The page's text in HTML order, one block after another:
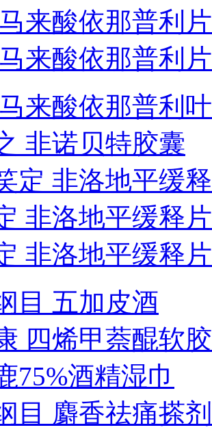
来酸依那普利片
来酸依那普利片
来酸依那普利
非诺贝特胶囊
定 非洛地平缓
非洛地平缓释片
非洛地平缓释片
目 五加皮酒
四烯甲萘醌软
75%酒精湿巾
目 麝香祛痛搽剂